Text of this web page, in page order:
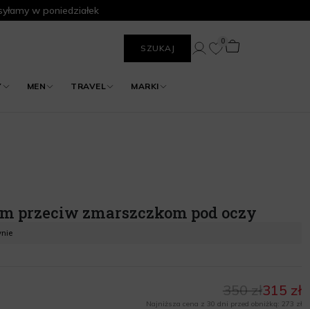
w poniedziałek
SZUKAJ
MEN TRAVEL MARKI
0
przeciw zmarszczkom pod oczy
315 zł
350 zł
Najniższa cena z 30 dni przed obniżką: 273 zł